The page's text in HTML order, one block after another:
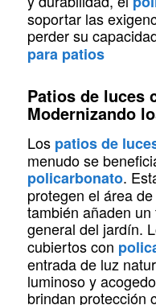
soportar las
perder su
para patios
Patios de luces
Modernizando
Los patios de
menudo se
policarbonato.
protegen el área
también añaden
general del jardín.
cubiertos con
entrada de luz
luminoso y
brindan protección